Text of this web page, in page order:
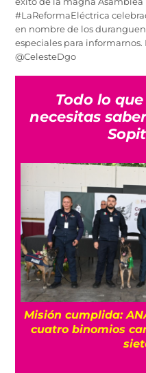
#LaReformaEléctrica
en nombre de los
especiales para informarnos.
@CelesteDgo
Todo lo
necesitas
Misión cumplida:
cuatro binomios